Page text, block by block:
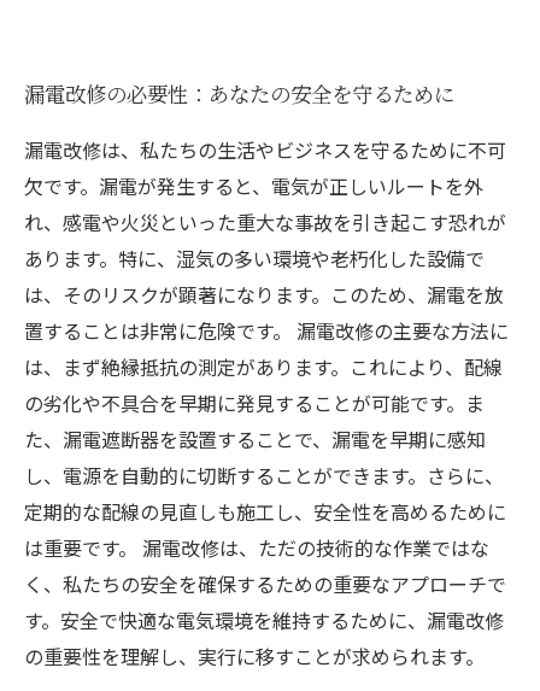
漏電改修の必要性：あなたの安全を守るために
漏電改修は、私たちの生活やビジネスを守るために不可
欠です。漏電が発生すると、電気が正しいルートを外
れ、感電や火災といった重大な事故を引き起こす恐れが
あります。特に、湿気の多い環境や老朽化した設備で
は、そのリスクが顕著になります。このため、漏電を放
置することは非常に危険です。 漏電改修の主要な方法に
は、まず絶縁抵抗の測定があります。これにより、配線
の劣化や不具合を早期に発見することが可能です。ま
た、漏電遮断器を設置することで、漏電を早期に感知
し、電源を自動的に切断することができます。さらに、
定期的な配線の見直しも施工し、安全性を高めるために
は重要です。 漏電改修は、ただの技術的な作業ではな
く、私たちの安全を確保するための重要なアプローチで
す。安全で快適な電気環境を維持するために、漏電改修
の重要性を理解し、実行に移すことが求められます。